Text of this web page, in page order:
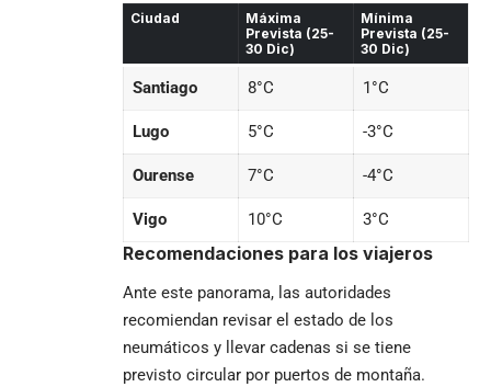
Ciudad
Máxima
Prevista (25-
30 Dic)
Mínima
Prevista (25-
30 Dic)
Santiago 8°C 1°C
Lugo 5°C -3°C
Ourense 7°C -4°C
Vigo 10°C 3°C
Recomendaciones para los viajeros
Ante este panorama, las autoridades
recomiendan revisar el estado de los
neumáticos y llevar cadenas si se tiene
previsto circular por puertos de montaña.